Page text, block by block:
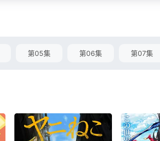
第05集 第06集 第07集